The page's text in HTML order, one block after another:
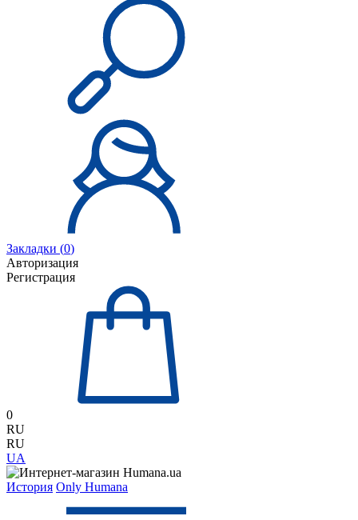
Закладки (0)
Авторизация
Регистрация
0
RU
RU
UA
История Only Humana